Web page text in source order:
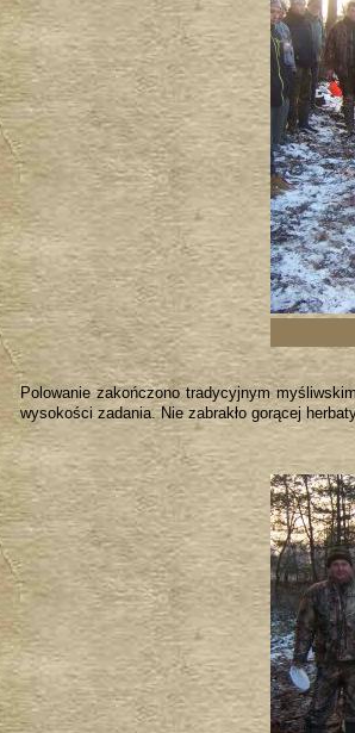
Polowanie zakończono tradycyjnym
wysokości zadania. Nie zabrakło gorącej